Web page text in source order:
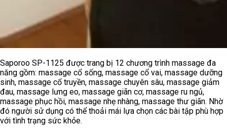
Saporoo SP-1125 được trang bị 12 chương trình massage đa
năng gồm: massage cổ sống, massage cổ vai, massage dưỡng
sinh, massage cổ truyền, massage chuyên sâu, massage giảm
đau, massage lưng eo, massage giãn cơ, massage ru ngủ,
massage phục hồi, massage nhẹ nhàng, massage thư giãn. Nhờ
đó người sử dụng có thể thoải mái lựa chọn các bài tập phù hợp
với tình trạng sức khỏe.